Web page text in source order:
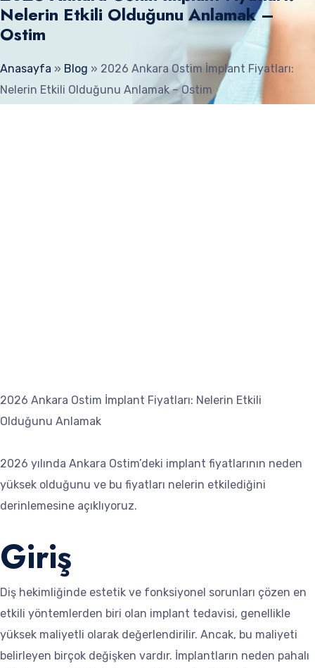
Nelerin Etkili Olduğunu Anlamak –
Ostim
Anasayfa » Blog » 2026 Ankara Ostim İmplant Fiyatları:
Nelerin Etkili Olduğunu Anlamak – Ostim
2026 Ankara Ostim İmplant Fiyatları: Nelerin Etkili
Olduğunu Anlamak
2026 yılında Ankara Ostim’deki implant fiyatlarının neden
yüksek olduğunu ve bu fiyatları nelerin etkilediğini
derinlemesine açıklıyoruz.
Giriş
Diş hekimliğinde estetik ve fonksiyonel sorunları çözen en
etkili yöntemlerden biri olan implant tedavisi, genellikle
yüksek maliyetli olarak değerlendirilir. Ancak, bu maliyeti
belirleyen birçok değişken vardır. İmplantların neden pahalı